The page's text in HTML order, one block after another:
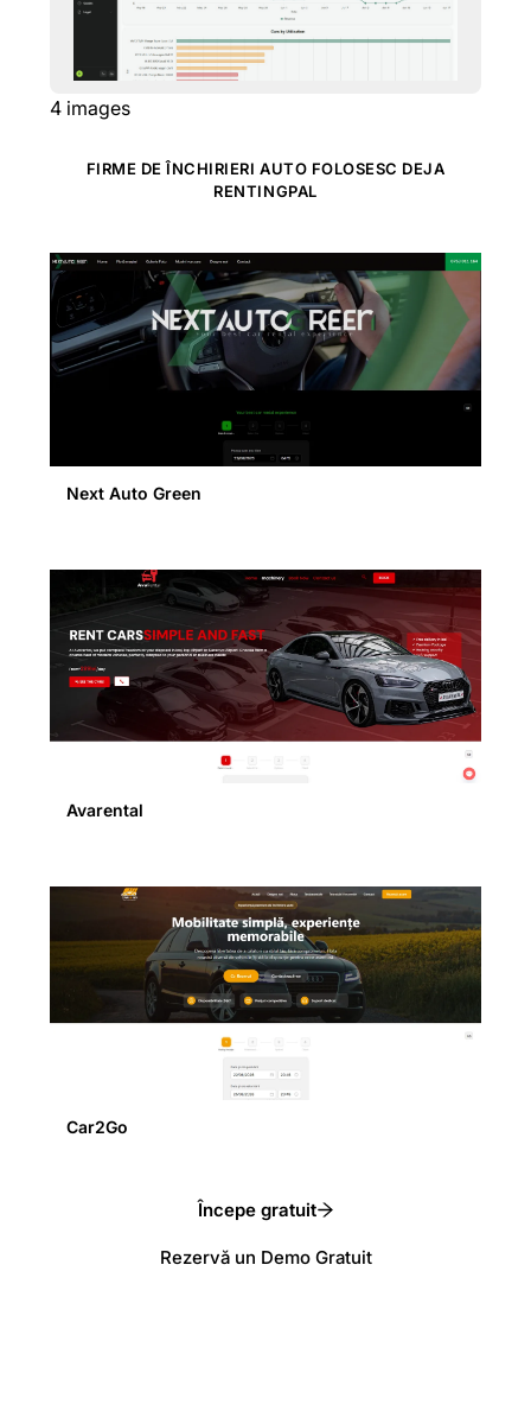
4 images
FIRME DE ÎNCHIRIERI AUTO FOLOSESC DEJA
RENTINGPAL
Next Auto Green
Avarental
Car2Go
Începe gratuit
Rezervă un Demo Gratuit